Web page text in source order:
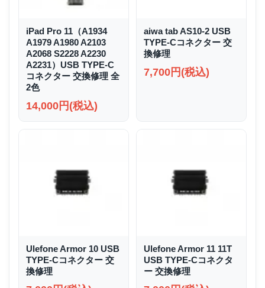
iPad Pro 11（A1934
A1979 A1980 A2103
A2068 S2228 A2230
A2231）USB TYPE-C
コネクター 交換修理 全
2色
14,000円(税込)
aiwa tab AS10-2 USB
TYPE-Cコネクター 交
換修理
7,700円(税込)
Ulefone Armor 10 USB
TYPE-Cコネクター 交
換修理
Ulefone Armor 11 11T
USB TYPE-Cコネクタ
ー 交換修理